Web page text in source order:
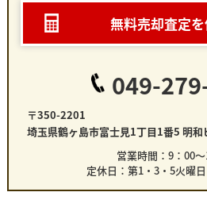
無料売却査定
049-
〒350-2201
埼玉県鶴ヶ島市富士見1丁目1番5 明和
営業時間：9：00
定休日：第1・3・5火曜